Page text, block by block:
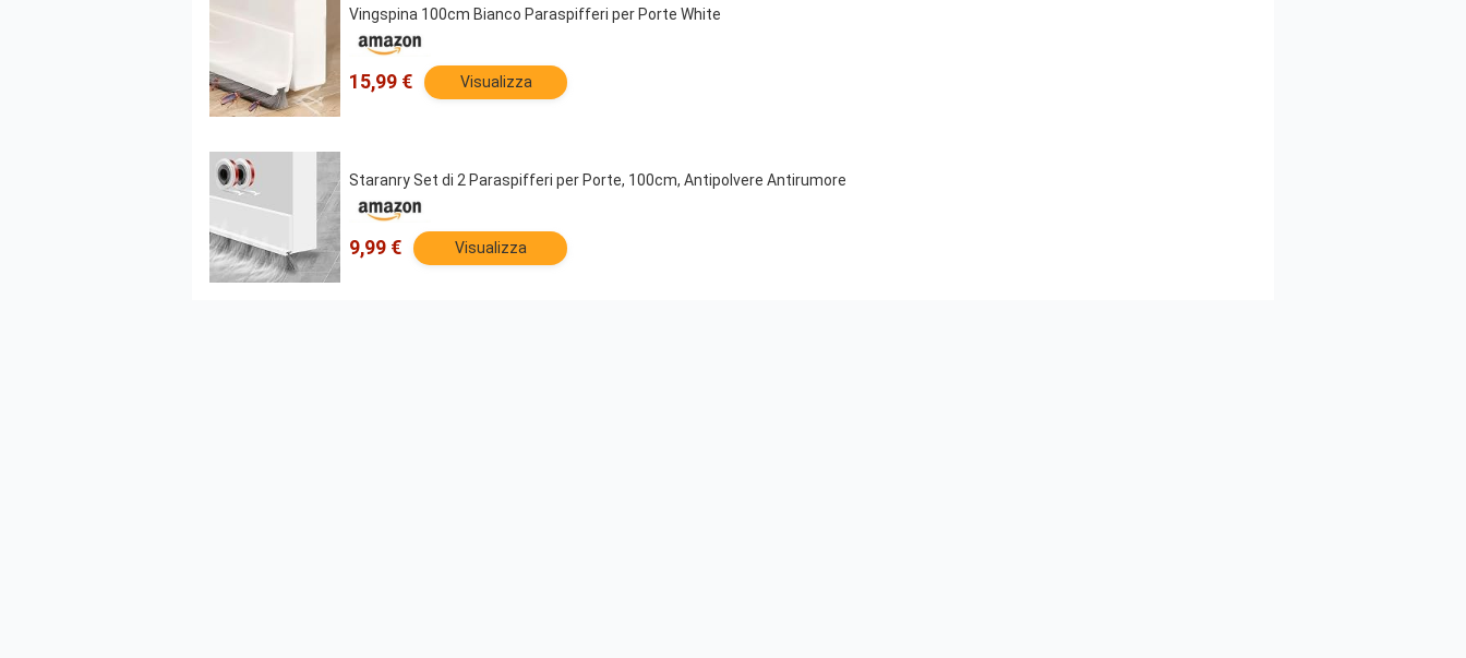
Vingspina 100cm Bianco Paraspifferi per Porte White
15,99 € Visualizza
Staranry Set di 2 Paraspifferi per Porte, 100cm, Antipolvere Antirumore
9,99 € Visualizza